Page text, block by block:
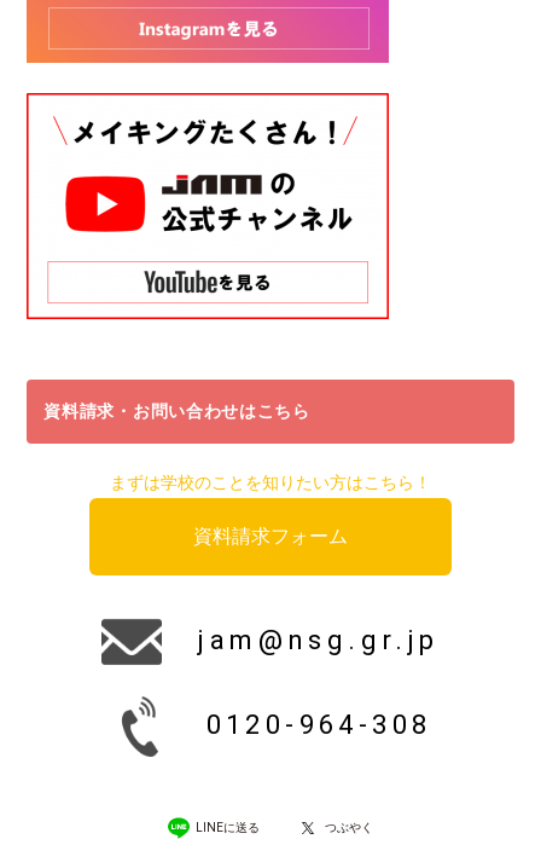
資料請求・お問い合わせはこちら
まずは学校のことを知りたい方はこちら！
資料請求フォーム
jam@nsg.gr.jp
0120-964-308
LINEに送る つぶやく